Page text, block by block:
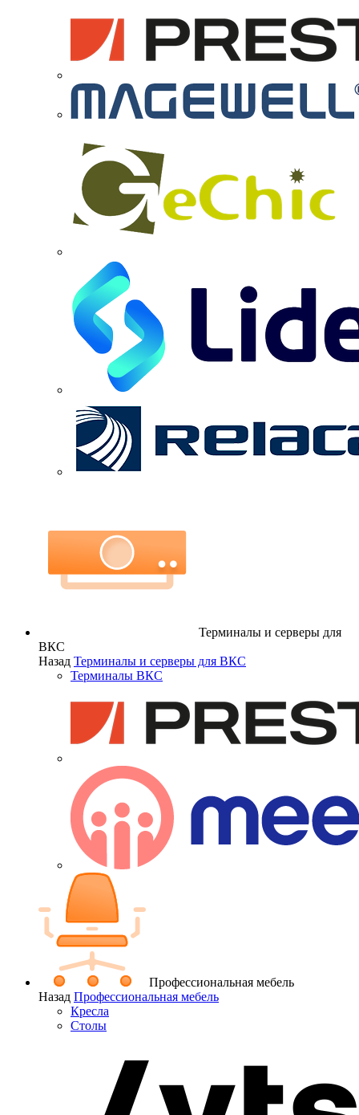
Терминалы и серверы для
ВКС
Назад Терминалы и серверы для ВКС
Терминалы ВКС
Профессиональная мебель
Назад Профессиональная мебель
Кресла
Столы